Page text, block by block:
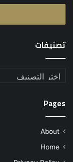
الإلكتروني
تصنيفات
تصنيفات
Pages
About
Home